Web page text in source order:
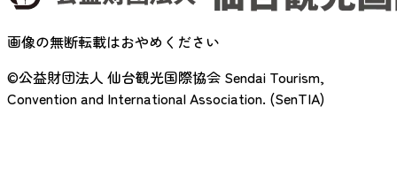
画像の無断転載はおやめください
©公益財団法人 仙台観光国際協会 Sendai Tourism,
Convention and International Association. (SenTIA)